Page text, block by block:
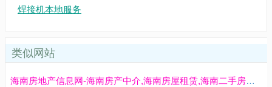
焊接机本地服务
类似网站
海南房地产信息网-海南房产中介,海南房屋租赁,海南二手房出售,海南个人房源,海南房产信息网站